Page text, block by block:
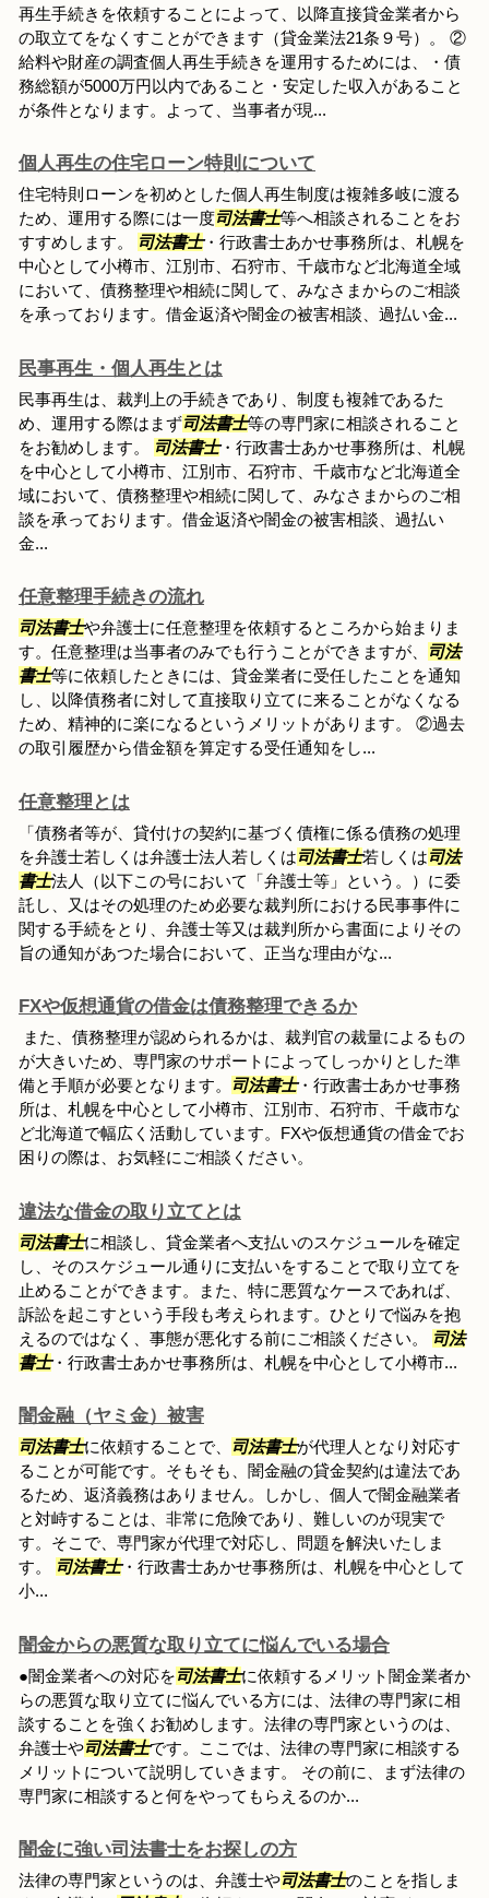
再生手続きを依頼することによって、以降直接貸金業者から
の取立てをなくすことができます（貸金業法21条９号）。 ②
給料や財産の調査個人再生手続きを運用するためには、・債
務総額が5000万円以内であること・安定した収入があること
が条件となります。よって、当事者が現...
個人再生の住宅ローン特則について
住宅特則ローンを初めとした個人再生制度は複雑多岐に渡る
ため、運用する際には一度司法書士等へ相談されることをお
すすめします。
司法書士・行政書士あかせ事務所は、札幌を
中心として小樽市、江別市、石狩市、千歳市など北海道全域
において、債務整理や相続に関して、みなさまからのご相談
を承っております。借金返済や闇金の被害相談、過払い金...
民事再生・個人再生とは
民事再生は、裁判上の手続きであり、制度も複雑であるた
め、運用する際はまず司法書士等の専門家に相談されること
をお勧めします。
司法書士・行政書士あかせ事務所は、札幌
を中心として小樽市、江別市、石狩市、千歳市など北海道全
域において、債務整理や相続に関して、みなさまからのご相
談を承っております。借金返済や闇金の被害相談、過払い
金...
任意整理手続きの流れ
司法書士や弁護士に任意整理を依頼するところから始まりま
す。任意整理は当事者のみでも行うことができますが、
司法
書士等に依頼したときには、貸金業者に受任したことを通知
し、以降債務者に対して直接取り立てに来ることがなくなる
ため、精神的に楽になるというメリットがあります。 ②過去
の取引履歴から借金額を算定する受任通知をし...
任意整理とは
「債務者等が、貸付けの契約に基づく債権に係る債務の処理
を弁護士若しくは弁護士法人若しくは司法書士若しくは司法
書士法人（以下この号において「弁護士等」という。）に委
託し、又はその処理のため必要な裁判所における民事事件に
関する手続をとり、弁護士等又は裁判所から書面によりその
旨の通知があつた場合において、正当な理由がな...
FXや仮想通貨の借金は債務整理できるか
また、債務整理が認められるかは、裁判官の裁量によるもの
が大きいため、専門家のサポートによってしっかりとした準
備と手順が必要となります。
司法書士・行政書士あかせ事務
所は、札幌を中心として小樽市、江別市、石狩市、千歳市な
ど北海道で幅広く活動しています。FXや仮想通貨の借金でお
困りの際は、お気軽にご相談ください。
違法な借金の取り立てとは
司法書士に相談し、貸金業者へ支払いのスケジュールを確定
し、そのスケジュール通りに支払いをすることで取り立てを
止めることができます。また、特に悪質なケースであれば、
訴訟を起こすという手段も考えられます。ひとりで悩みを抱
えるのではなく、事態が悪化する前にご相談ください。
司法
書士・行政書士あかせ事務所は、札幌を中心として小樽市...
闇金融（ヤミ金）被害
司法書士に依頼することで、 司法書士が代理人となり対応す
ることが可能です。そもそも、闇金融の貸金契約は違法であ
るため、返済義務はありません。しかし、個人で闇金融業者
と対峙することは、非常に危険であり、難しいのが現実で
す。そこで、専門家が代理で対応し、問題を解決いたしま
す。
司法書士・行政書士あかせ事務所は、札幌を中心として
小...
闇金からの悪質な取り立てに悩んでいる場合
●闇金業者への対応を司法書士に依頼するメリット闇金業者か
らの悪質な取り立てに悩んでいる方には、法律の専門家に相
談することを強くお勧めします。法律の専門家というのは、
弁護士や司法書士です。ここでは、法律の専門家に相談する
メリットについて説明していきます。 その前に、まず法律の
専門家に相談すると何をやってもらえるのか...
闇金に強い司法書士をお探しの方
法律の専門家というのは、弁護士や司法書士のことを指しま